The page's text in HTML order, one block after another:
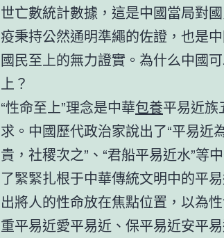
世亡數統計數據，這是中國當局對
疫秉持公然通明準繩的佐證，也是
國民至上的無力證實。為什么中國
上？
“性命至上”理念是中華包養平易近族
求。中國歷代政治家說出了“平易近
貴，社稷次之”、“君船平易近水”等
了緊緊扎根于中華傳統文明中的平
出將人的性命放在焦點位置，以為
重平易近愛平易近、保平易近安平